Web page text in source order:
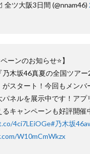
ツ大阪3日間 (@nnam46)
ペーンのお知らせ⭐️】
乃木坂46真夏の全国ツア
がスタート！今回もメンバ
パネルを展示中です！アプ
るキャンペーンも好評開催
4ci7LEiOGe#乃木坂
W10mCmWkzx